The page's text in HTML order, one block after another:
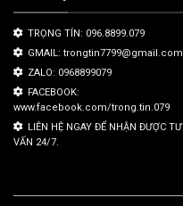
TRỌNG TÍN: 096.8899.079
GMAIL: trongtin7799@gmail.com
ZALO: 0968899079
FACEBOOK:
www.facebook.com/trong.tin.079
LIÊN HỆ NGAY ĐỂ NHẬN ĐƯỢC TƯ
VẤN 24/7.